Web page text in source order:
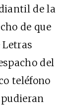
de la
de que
del
teléfono